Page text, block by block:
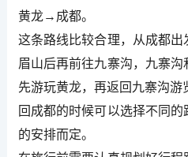
黄龙→成都。
这条路线比较合理，从成都
眉山后再前往九寨沟，九寨
先游玩黄龙，再返回九寨沟游
回成都的时候可以选择不同
的安排而定。